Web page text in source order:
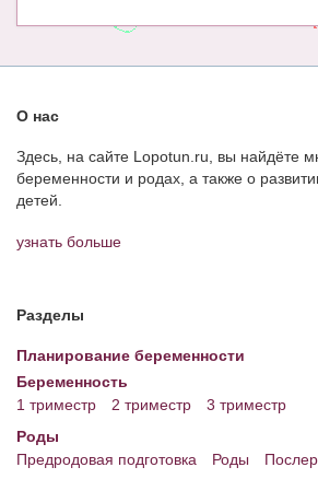
Календарь беременности
Имена. Святцы
Энциклопедия беременных
СЕРВИСЫ И ПРИЛОЖЕНИЯ
О нас
Здесь, на сайте Lopotun.ru, вы найдёте
беременности и родах, а также о
детей.
узнать больше
Разделы
Планирование беременности
Беременность
1 триместр
2 триместр
3 триместр
Роды
Предродовая подготовка
Роды